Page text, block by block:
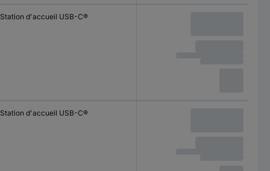
Station d'accueil USB-C®
Station d'accueil USB-C®